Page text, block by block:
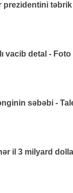
prezidentini
vacib detal - Foto
səbəbi -
il 3 milyard